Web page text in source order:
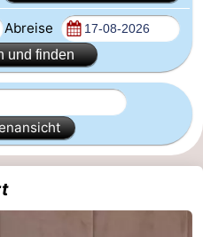
Abreise
und finden